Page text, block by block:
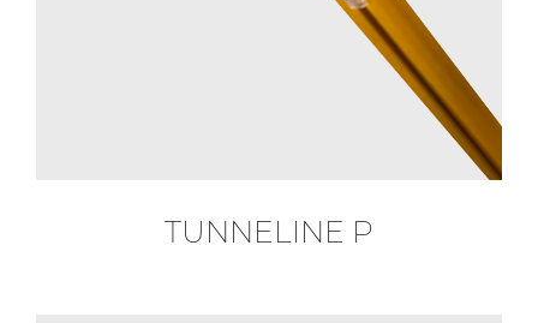
TUNNELINE P